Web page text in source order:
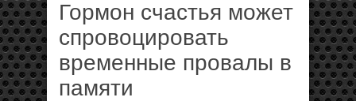
Гормон счастья может
спровоцировать
временные провалы в
памяти